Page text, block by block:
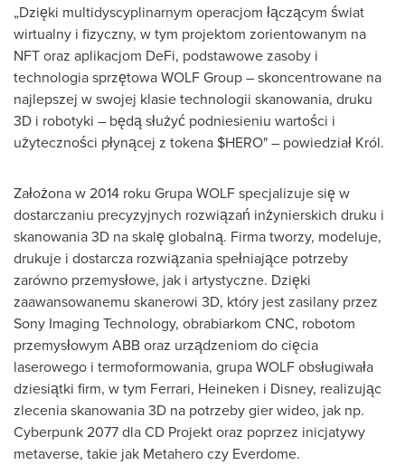
„Dzięki multidyscyplinarnym operacjom łączącym świat
wirtualny i fizyczny, w tym projektom zorientowanym na
NFT oraz aplikacjom DeFi, podstawowe zasoby i
technologia sprzętowa WOLF Group – skoncentrowane na
najlepszej w swojej klasie technologii skanowania, druku
3D i robotyki – będą służyć podniesieniu wartości i
użyteczności płynącej z tokena $HERO" – powiedział Król.
Założona w 2014 roku Grupa WOLF specjalizuje się w
dostarczaniu precyzyjnych rozwiązań inżynierskich druku i
skanowania 3D na skalę globalną. Firma tworzy, modeluje,
drukuje i dostarcza rozwiązania spełniające potrzeby
zarówno przemysłowe, jak i artystyczne. Dzięki
zaawansowanemu skanerowi 3D, który jest zasilany przez
Sony Imaging Technology, obrabiarkom CNC, robotom
przemysłowym ABB oraz urządzeniom do cięcia
laserowego i termoformowania, grupa WOLF obsługiwała
dziesiątki firm, w tym Ferrari, Heineken i Disney, realizując
zlecenia skanowania 3D na potrzeby gier wideo, jak np.
Cyberpunk 2077 dla CD Projekt oraz poprzez inicjatywy
metaverse, takie jak Metahero czy Everdome.